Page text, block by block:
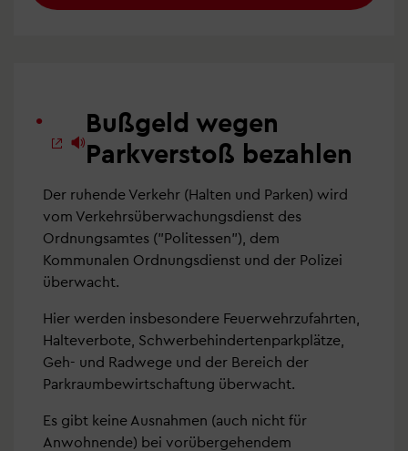
Bußgeld wegen
Parkverstoß bezahlen
Der ruhende Verkehr (Halten und Parken) wird
vom Verkehrsüberwachungsdienst des
Ordnungsamtes ("Politessen"), dem
Kommunalen Ordnungsdienst und der Polizei
überwacht.
Hier werden insbesondere Feuerwehrzufahrten,
Halteverbote, Schwerbehindertenparkplätze,
Geh- und Radwege und der Bereich der
Parkraumbewirtschaftung überwacht.
Es gibt keine Ausnahmen (auch nicht für
Anwohnende) bei vorübergehendem